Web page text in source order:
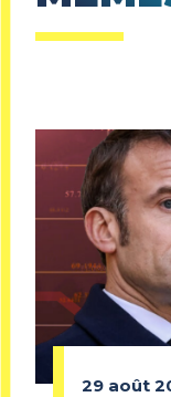
29 août